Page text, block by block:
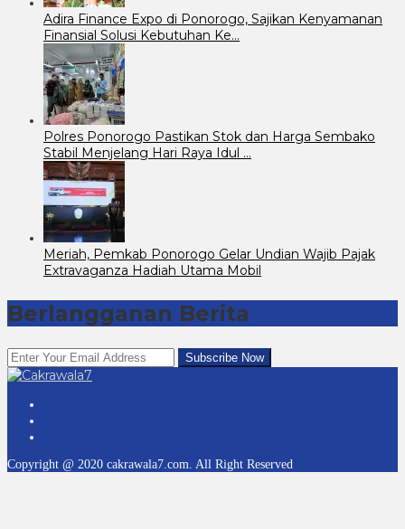
Adira Finance Expo di Ponorogo, Sajikan Kenyamanan
Finansial Solusi Kebutuhan Ke…
Polres Ponorogo Pastikan Stok dan Harga Sembako
Stabil Menjelang Hari Raya Idul …
Meriah, Pemkab Ponorogo Gelar Undian Wajib Pajak
Extravaganza Hadiah Utama Mobil
Berlangganan Berita
Copyright @ 2020 cakrawala7.com. All Right Reserved